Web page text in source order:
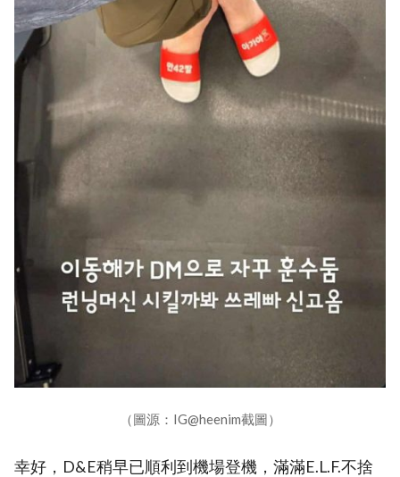
（圖源：IG@heenim截圖）
幸好，D&E稍早已順利到機場登機，滿滿E.L.F.不捨